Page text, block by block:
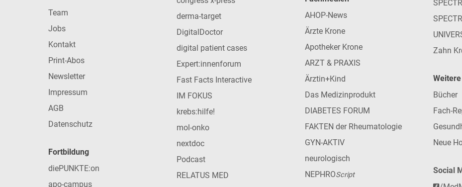
Team
Jobs
Kontakt
Print-Abos
Newsletter
Impressum
AGB
Datenschutz
Fortbildung
diePUNKTE:on
apo-campus
derma-target
DigitalDoctor
digital patient cases
Expert:innenforum
Fast Facts Interactive
IM FOKUS
krebs:hilfe!
mol-onko
nextdoc
Podcast
RELATUS MED
AHOP-News
Ärzte Krone
Apotheker Krone
ARZT & PRAXIS
Ärztin+Kind
Das Medizinprodukt
DIABETES FORUM
FAKTEN der Rheumatologie
GYN-AKTIV
neurologisch
NEPHROScript
Zahn
Weitere
Bücher
Fach-
Neue
Social